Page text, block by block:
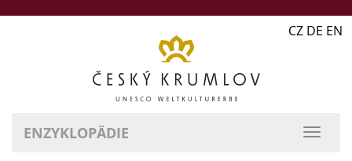
CZ DE EN
ENZYKLOPÄDIE